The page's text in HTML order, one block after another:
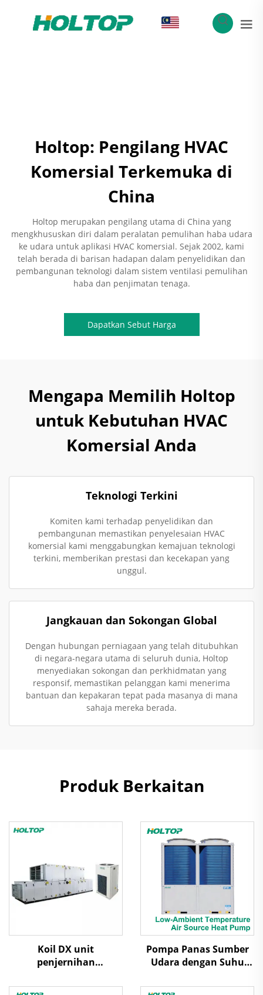
Holtop: Pengilang HVAC
Komersial Terkemuka di
China
Holtop merupakan pengilang utama di China yang
mengkhususkan diri dalam peralatan pemulihan haba udara
ke udara untuk aplikasi HVAC komersial. Sejak 2002, kami
telah berada di barisan hadapan dalam penyelidikan dan
pembangunan teknologi dalam sistem ventilasi pemulihan
haba dan penjimatan tenaga.
Dapatkan Sebut Harga
Mengapa Memilih Holtop
untuk Kebutuhan HVAC
Komersial Anda
Teknologi Terkini
Komiten kami terhadap penyelidikan dan
pembangunan memastikan penyelesaian HVAC
komersial kami menggabungkan kemajuan teknologi
terkini, memberikan prestasi dan kecekapan yang
unggul.
Jangkauan dan Sokongan Global
Dengan hubungan perniagaan yang telah ditubuhkan
di negara-negara utama di seluruh dunia, Holtop
menyediakan sokongan dan perkhidmatan yang
responsif, memastikan pelanggan kami menerima
bantuan dan kepakaran tepat pada masanya di mana
sahaja mereka berada.
Produk Berkaitan
Koil DX unit
penjernihan
Pompa Panas Sumber
Udara dengan Suhu
Dilepas Uap Scroll